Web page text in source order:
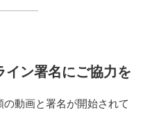
イン署名にご協力を
動画と署名が開始されて